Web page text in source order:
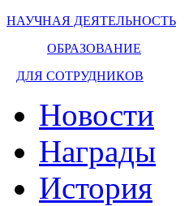
НАУЧНАЯ ДЕЯТЕЛЬНОСТЬ
ОБРАЗОВАНИЕ
ДЛЯ СОТРУДНИКОВ
Новости
Награды
История